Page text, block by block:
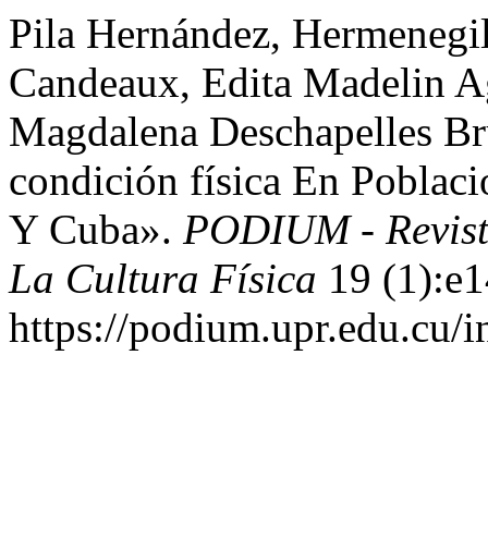
Pila Hernández,
Candeaux, Edita Madelin
Magdalena Deschapelles
condición física En
Y Cuba». PODIUM -
La Cultura Física 19
https://